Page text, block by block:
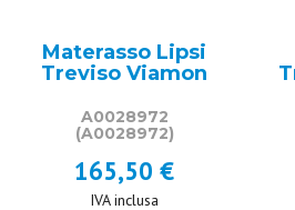
Materasso Lipsi
Treviso Viamon
A0028972
(A0028972)
165,50 €
IVA inclusa